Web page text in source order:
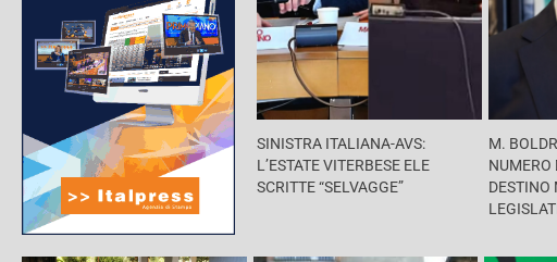
SINISTRA ITALIANA-AVS:
L’ESTATE VITERBESE ELE
SCRITTE “SELVAGGE”
M.
NUMERO
DESTINO